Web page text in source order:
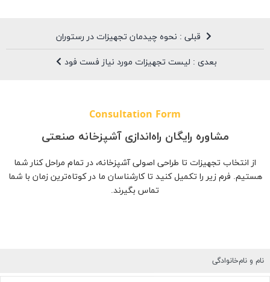
قبلی : نحوه چیدمان تجهیزات در رستوران
بعدی : لیست تجهیزات مورد نیاز فست فود
Consultation Form
مشاوره رایگان راه‌اندازی آشپزخانه صنعتی
از انتخاب تجهیزات تا طراحی اصولی آشپزخانه، در تمام مراحل کنار شما
هستیم. فرم زیر را تکمیل کنید تا کارشناسان ما در کوتاه‌ترین زمان با شما
تماس بگیرند.